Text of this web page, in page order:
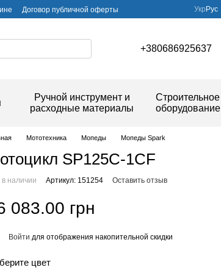
Договор публичной оферты
Укр Рус
+380686925637
Ручной инструмент и
расходные материалы
Строительное
оборудование
Мототехника Мопеды Мопеды Spark
SP125C-1CF
в наличии Артикул: 151254 Оставить отзыв
083.00 грн
Войти для отображения накопительной скидки
цвет